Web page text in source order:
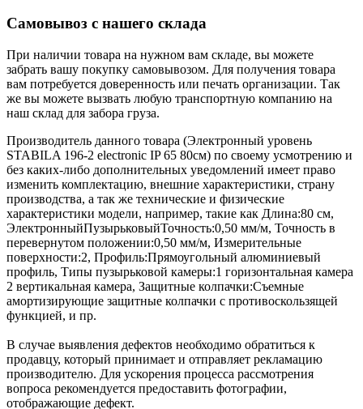
Самовывоз с нашего склада
При наличии товара на нужном вам складе, вы можете
забрать вашу покупку самовывозом. Для получения товара
вам потребуется доверенность или печать организации. Так
же вы можете вызвать любую транспортную компанию на
наш склад для забора груза.
Производитель данного товара (Электронный уровень
STABILA 196-2 electronic IP 65 80см) по своему усмотрению и
без каких-либо дополнительных уведомлений имеет право
изменить комплектацию, внешние характеристики, страну
производства, а так же технические и физические
характеристики модели, например, такие как Длина:80 см,
ЭлектронныйПузырьковыйТочность:0,50 мм/м, Точность в
перевернутом положении:0,50 мм/м, Измерительные
поверхности:2, Профиль:Прямоугольный алюминиевый
профиль, Типы пузырьковой камеры:1 горизонтальная камера
2 вертикальная камера, Защитные колпачки:Съемные
амортизирующие защитные колпачки с противоскользящей
функцией, и пр.
В случае выявления дефектов необходимо обратиться к
продавцу, который принимает и отправляет рекламацию
производителю. Для ускорения процесса рассмотрения
вопроса рекомендуется предоставить фотографии,
отображающие дефект.